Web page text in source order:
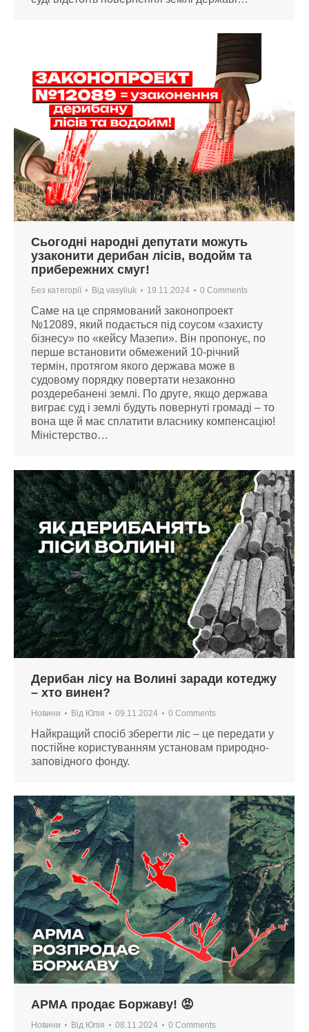
Сьогодні народні депутати можуть
узаконити дерибан лісів, водойм та
прибережних смуг!
Без категорії Від vasyliuk 19.11.2024 0 Comments
Саме на це спрямований законопроект
№12089, який подається під соусом «захисту
бізнесу» по «кейсу Мазепи». Він пропонує, по
перше встановити обмежений 10-річний
термін, протягом якого держава може в
судовому порядку повертати незаконно
роздеребанені землі. По друге, якщо держава
виграє суд і землі будуть повернуті громаді – то
вона ще й має сплатити власнику компенсацію!
Міністерство…
Дерибан лісу на Волині заради котеджу
– хто винен?
Новини Від Юлія 09.11.2024 0 Comments
Найкращий спосіб зберегти ліс – це передати у
постійне користуванням установам природно-
заповідного фонду.
АРМА продає Боржаву! 😡
Новини Від Юлія 08.11.2024 0 Comments